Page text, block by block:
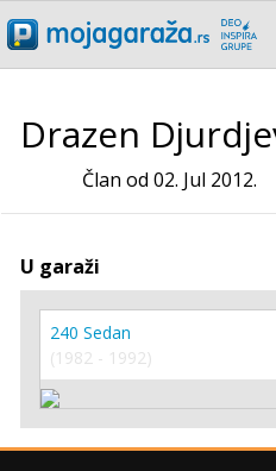
Drazen
Član od 02. Jul 2012.
U garaži
240 Sedan
(1982 - 1992)